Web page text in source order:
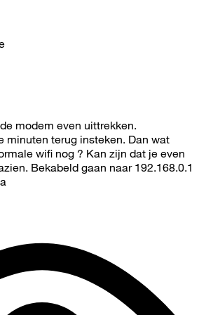
modem even uittrekken.
minuten terug insteken. Dan wat
wifi nog ? Kan zijn dat je even
Bekabeld gaan naar 192.168.0.1